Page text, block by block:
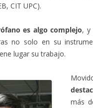
CIT UPC).
es algo complejo, y
no solo en su
lugar su trabajo.
más